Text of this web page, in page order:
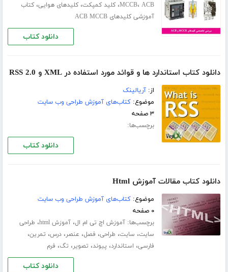
MCCB، ACB ،کلید کمپکت،کلیدهای هوایی،کتاب
آموزشی کلیدهای ACB MCCB
دانلود کتاب
دانلود کتاب استاندارد ها و قوائد مورد استفاده در XML و RSS 2.0
از:آریالینک
موضوع:کتاب‌های آموزش طراحی وب سایت
۳ صفحه
برچسب‌ها:
دانلود کتاب
دانلود کتاب مقالات آموزش Html
موضوع:کتاب‌های آموزش طراحی وب سایت
۰ صفحه
برچسب‌ها:آموزش اچ تی ام ال،آموزش html ، طراحی
سایت، سایت، طراحی، فصل، عنصر،درس، تمرین،
فارسی، استاندارد، پیوند، تصویر، تگ، فرم
دانلود کتاب